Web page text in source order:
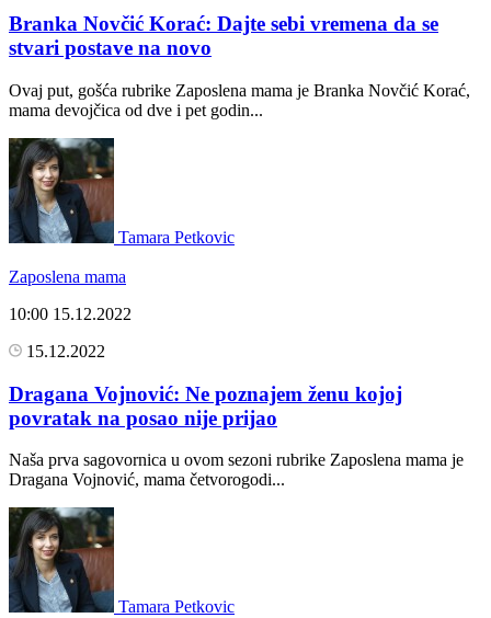
Branka Novčić Korać: Dajte sebi vremena da se
stvari postave na novo
Ovaj put, gošća rubrike Zaposlena mama je Branka Novčić Korać,
mama devojčica od dve i pet godin...
Tamara Petkovic
Zaposlena mama
10:00 15.12.2022
15.12.2022
Dragana Vojnović: Ne poznajem ženu kojoj
povratak na posao nije prijao
Naša prva sagovornica u ovom sezoni rubrike Zaposlena mama je
Dragana Vojnović, mama četvorogodi...
Tamara Petkovic